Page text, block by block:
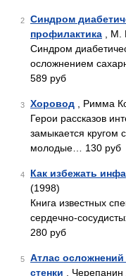
2
Синдром
профилактика , М.
Синдром
осложнением
589 руб
3 Хоровод , Римма
Герои рассказов
замыкается кругом
молодые… 130 руб
4 Как избежать
(1998)
Книга известных
сердечно-
280 руб
5
Атлас
стенки ,